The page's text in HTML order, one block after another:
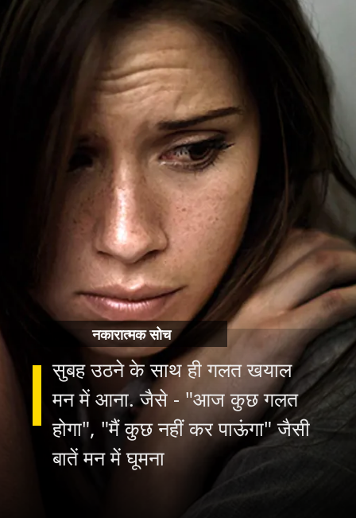
सुबह उठने के साथ ही गलत खयाल
मन में आना. जैसे - "आज कुछ गलत
होगा", "मैं कुछ नहीं कर पाऊंगा" जैसी
नकारात्मक सोच